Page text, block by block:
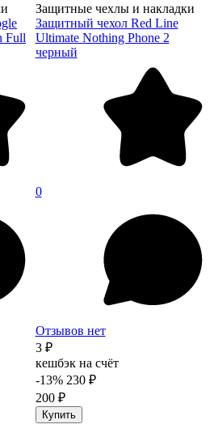
Full
Защитные чехлы и накладки
Защитный чехол Red Line
Ultimate Nothing Phone 2
черный
0
Отзывов нет
3 ₽
кешбэк на счёт
-13% 230 ₽
200 ₽
Купить